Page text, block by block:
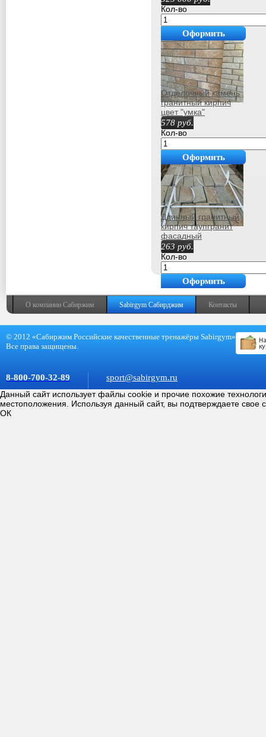
Кол-во
Оформить
покупку
Отделочный камень
гранитный кирпич
цвет "умка"
578 руб.
Кол-во
Оформить
покупку
Длинный гранитный
кирпич таупгранит
фасадный
263 руб.
Кол-во
Оформить
покупку
О компании Сабиржим Sabirgym Сабирджим Контакты
© 2012 «Сабиржим Российские качественные тренажёры Sabirgym»
Все права защищены.
8-800-700-32-89
sport@sabirgym.ru
Данный сайт использует файлы cookie и прочие похожие
местоположения. Используя данный сайт, вы подтверждаете свое
ОК